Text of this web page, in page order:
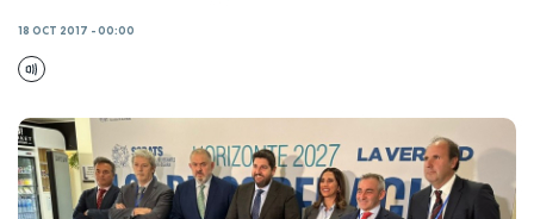
18 OCT 2017 - 00:00